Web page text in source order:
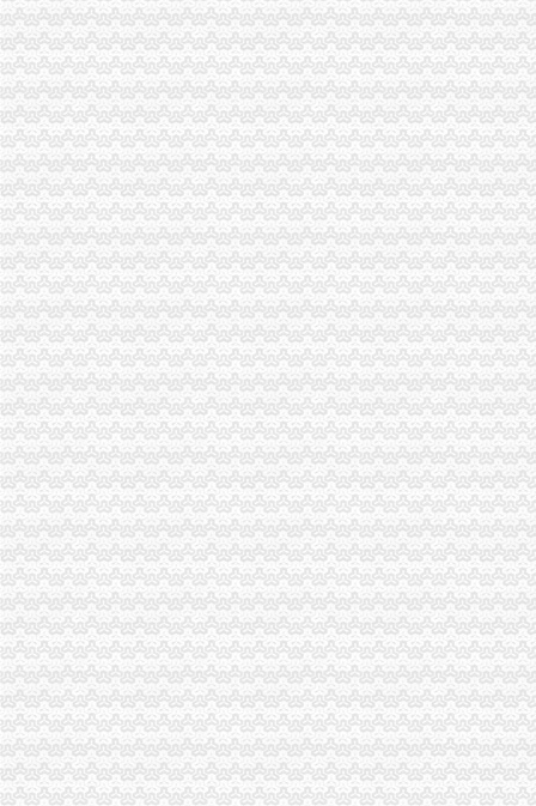
渠江广安城区左岸海棠溪至奎阁堤防工程监理中标结果-中国采招网
【重庆四度文化媒有限公司】重庆四度文化媒有限公司电话,重庆
海棠溪街道四公里街227、228号老旧小区环境及地面整改工程询价采
重庆海棠溪装修装饰
峡口镇王忠贵处不稳定斜坡抢险排危、海棠溪街道南坪东路530号不稳
华闻媒（000793）公告正文_财经_凤凰网
重庆市迪马实业股份有限公司关于2015年度日常关联交易的公告_网易
重庆市南岸区海棠溪小学校招标采购信息
海棠溪立交桥与烟雨路交叉口-城市吧街景地图
重庆市迪马实业股份有限公司2008年第三季度报告-新闻频道-和讯网